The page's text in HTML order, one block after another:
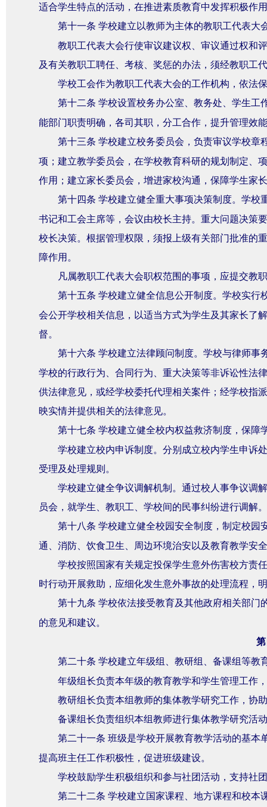
适合学生特点的活动，在推进素质教育中发挥积极作
第十一条 学校建立以教师为主体的教职工代表大
教职工代表大会行使审议建议权、审议通过权和
及有关教职工聘任、考核、奖惩的办法，须经教职工
学校工会作为教职工代表大会的工作机构，依法
第十二条 学校设置校务办公室、教务处、学生工
能部门职责明确，各司其职，分工合作，提升管理效
第十三条 学校建立校务委员会，负责审议学校章
项；建立教学委员会，在学校教育科研的规划制定、
作用；建立家长委员会，增进家校沟通，保障学生家
第十四条 学校建立健全重大事项决策制度。学校
书记和工会主席等，会议由校长主持。重大问题决策
校长决策。根据管理权限，须报上级有关部门批准的
障作用。
凡属教职工代表大会职权范围的事项，应提交教
第十五条 学校建立健全信息公开制度。学校实行
会公开学校相关信息，以适当方式为学生及其家长了
督。
第十六条 学校建立法律顾问制度。学校与律师事
学校的行政行为、合同行为、重大决策等非诉讼性法
供法律意见，或经学校委托代理相关案件；经学校指
映实情并提供相关的法律意见。
第十七条 学校建立健全校内权益救济制度，保障
学校建立校内申诉制度。分别成立校内学生申诉
受理及处理规则。
学校建立健全争议调解机制。通过校人事争议调
员会，就学生、教职工、学校间的民事纠纷进行调解。
第十八条 学校建立健全校园安全制度，制定校园
通、消防、饮食卫生、周边环境治安以及教育教学安
学校按照国家有关规定投保学生意外伤害校方责
时行动开展救助，应细化发生意外事故的处理流程，
第十九条 学校依法接受教育及其他政府相关部门
的意见和建议。
第二十条 学校建立年级组、教研组、备课组等教
年级组长负责本年级的教育教学和学生管理工作
教研组长负责本组教师的集体教学研究工作，协
备课组长负责组织本组教师进行集体教学研究活
第二十一条 班级是学校开展教育教学活动的基本
提高班主任工作积极性，促进班级建设。
学校鼓励学生积极组织和参与社团活动，支持社
第二十二条 学校建立国家课程、地方课程和校本